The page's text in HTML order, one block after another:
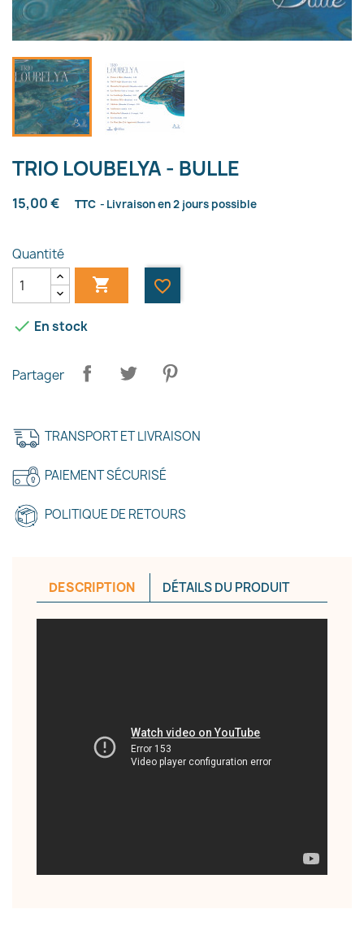
TRIO LOUBELYA - BULLE
15,00 € TTC Livraison en 2 jours possible
Quantité
 favorite_border
 En stock
Partager
TRANSPORT ET LIVRAISON
PAIEMENT SÉCURISÉ
POLITIQUE DE RETOURS
DESCRIPTION DÉTAILS DU PRODUIT